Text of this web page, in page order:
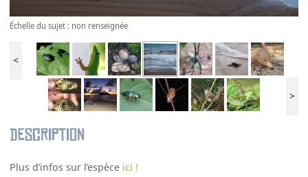
Échelle du sujet : non renseignée
<
>
Description
Plus d’infos sur l’espèce ici !